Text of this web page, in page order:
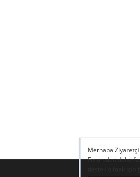
Merhaba
Forumdan daha